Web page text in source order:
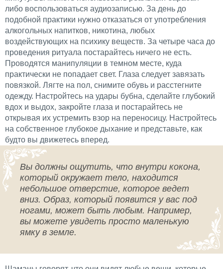
либо воспользоваться аудиозаписью. За день до
подобной практики нужно отказаться от употребления
алкогольных напитков, никотина, любых
воздействующих на психику веществ. За четыре часа до
проведения ритуала постарайтесь ничего не есть.
Проводятся манипуляции в темном месте, куда
практически не попадает свет. Глаза следует завязать
повязкой. Лягте на пол, снимите обувь и расстегните
одежду. Настройтесь на удары бубна, сделайте глубокий
вдох и выдох, закройте глаза и постарайтесь не
открывая их устремить взор на переносицу. Настройтесь
на собственное глубокое дыхание и представьте, как
будто вы движетесь вперед.
Вы должны ощутить, что внутри кокона,
который окружает тело, находится
небольшое отверстие, которое ведет
вниз. Образ, который появится у вас под
ногами, может быть любым. Например,
вы можете увидеть просто маленькую
ямку в земле.